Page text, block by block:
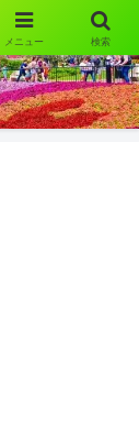
ります
メニュー 検索